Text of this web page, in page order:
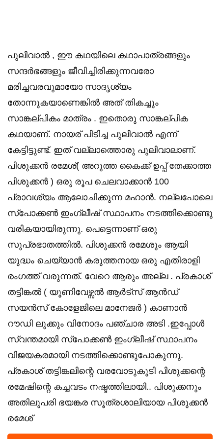
പുലിവാൽ , ഈ കഥയിലെ കഥാപാത്രങ്ങളും
സന്ദർഭങ്ങളും ജീവിച്ചിരിക്കുന്നവരോ
മരിച്ചവരവുമായോ സാദൃശ്യം
തോന്നുകയാണെങ്കിൽ അത് തികച്ചും
സാങ്കല്പികം മാത്രം . ഇതൊരു സാങ്കല്പിക
കഥയാണ്. നായര് പിടിച്ച പുലിവാൽ എന്ന്
കേട്ടിട്ടുണ്ട്. ഇത് വല്ലാത്തൊരു പുലിവാലാണ്.
പിശുക്കൻ രമേശ്( അറുത്ത കൈക്ക് ഉപ്പ് തേക്കാത്ത
പിശുക്കൻ ) ഒരു രൂപ ചെലവാക്കാൻ 100
പ്രാവശ്യം ആലോചിക്കുന്ന മഹാൻ. നല്ലപോലെ
സ്പോക്കൺ ഇംഗ്ലീഷ് സ്ഥാപനം നടത്തിക്കൊണ്ടു
വരികയായിരുന്നു. പെട്ടെന്നാണ് ഒരു
സുപ്രഭാതത്തിൽ. പിശുക്കൻ രമേശും ആയി
യുദ്ധം ചെയ്യാൻ കരുത്തനായ ഒരു എതിരാളി
രംഗത്ത് വരുന്നത്. വേറെ ആരും അല്ല . പ്രകാശ്
തട്ടിങ്കൽ ( യൂണിവേഴ്സൽ ആർട്സ് ആൻഡ്
സയൻസ് കോളേജിലെ മാനേജർ ) കാണാൻ
റൗഡി ലുക്കും വിനോദം പഞ്ചാര അടി .ഇപ്പോൾ
സ്വന്തമായി സ്പോക്കൺ ഇംഗ്ലീഷ് സ്ഥാപനം
വിജയകരമായി നടത്തിക്കൊണ്ടുപോകുന്നു.
പ്രകാശ് തട്ടിങ്കലിന്റെ വരവോടുകൂടി പിശുക്കന്റെ
രമേഷിന്റെ കച്ചവടം നഷ്ടത്തിലായി.. പിശുക്കനും
അതിലുപരി ഭയങ്കര സൂത്രശാലിയായ പിശുക്കൻ
രമേശ്